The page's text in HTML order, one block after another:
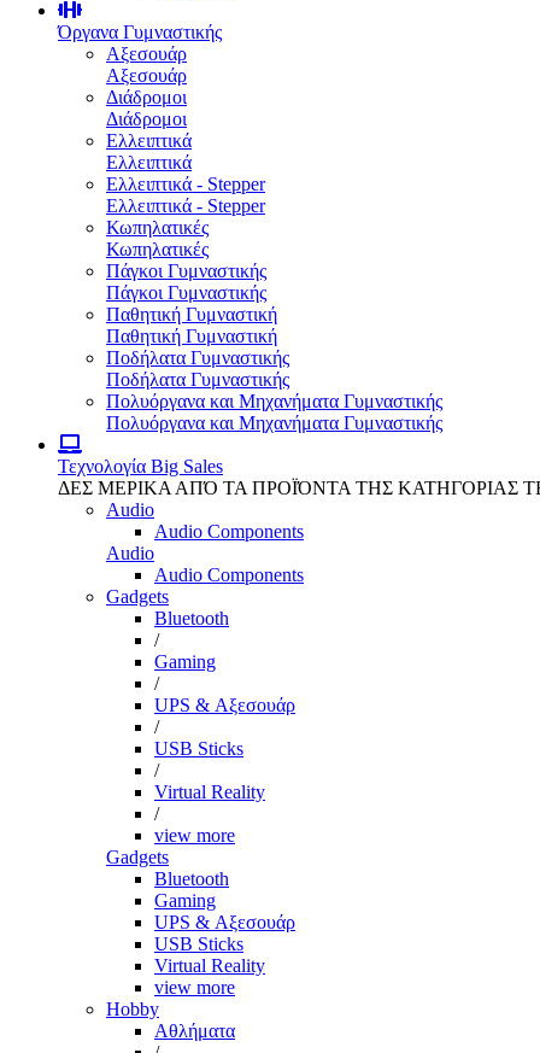
Όργανα Γυμναστικής
Αξεσουάρ
Αξεσουάρ
Διάδρομοι
Διάδρομοι
Ελλειπτικά
Ελλειπτικά
Ελλειπτικά - Stepper
Ελλειπτικά - Stepper
Κωπηλατικές
Κωπηλατικές
Πάγκοι Γυμναστικής
Πάγκοι Γυμναστικής
Παθητική Γυμναστική
Παθητική Γυμναστική
Ποδήλατα Γυμναστικής
Ποδήλατα Γυμναστικής
Πολυόργανα και Μηχανήματα Γυμναστικής
Πολυόργανα και Μηχανήματα Γυμναστικής
Τεχνολογία Big Sales
ΔΕΣ ΜΕΡΙΚΑ ΑΠΌ ΤΑ ΠΡΟΪΌΝΤΑ ΤΗΣ ΚΑΤΗΓΟΡΙΑΣ
Audio
Audio Components
Audio
Audio Components
Gadgets
Bluetooth
/
Gaming
/
UPS & Αξεσουάρ
/
USB Sticks
/
Virtual Reality
/
view more
Gadgets
Bluetooth
Gaming
UPS & Αξεσουάρ
USB Sticks
Virtual Reality
view more
Hobby
Αθλήματα